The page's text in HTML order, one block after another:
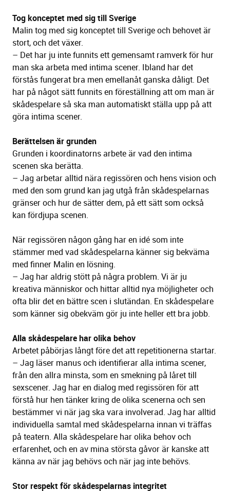
Tog konceptet med sig till Sverige
Malin tog med sig konceptet till Sverige och behovet är
stort, och det växer.
– Det har ju inte funnits ett gemensamt ramverk för hur
man ska arbeta med intima scener. Ibland har det
förstås fungerat bra men emellanåt ganska dåligt. Det
har på något sätt funnits en föreställning att om man är
skådespelare så ska man automatiskt ställa upp på att
göra intima scener.
Berättelsen är grunden
Grunden i koordinatorns arbete är vad den intima
scenen ska berätta.
– Jag arbetar alltid nära regissören och hens vision och
med den som grund kan jag utgå från skådespelarnas
gränser och hur de sätter dem, på ett sätt som också
kan fördjupa scenen.
När regissören någon gång har en idé som inte
stämmer med vad skådespelarna känner sig bekväma
med finner Malin en lösning.
– Jag har aldrig stött på några problem. Vi är ju
kreativa människor och hittar alltid nya möjligheter och
ofta blir det en bättre scen i slutändan. En skådespelare
som känner sig obekväm gör ju inte heller ett bra jobb.
Alla skådespelare har olika behov
Arbetet påbörjas långt före det att repetitionerna startar.
– Jag läser manus och identifierar alla intima scener,
från den allra minsta, som en smekning på låret till
sexscener. Jag har en dialog med regissören för att
förstå hur hen tänker kring de olika scenerna och sen
bestämmer vi när jag ska vara involverad. Jag har alltid
individuella samtal med skådespelarna innan vi träffas
på teatern. Alla skådespelare har olika behov och
erfarenhet, och en av mina största gåvor är kanske att
känna av när jag behövs och när jag inte behövs.
Stor respekt för skådespelarnas integritet